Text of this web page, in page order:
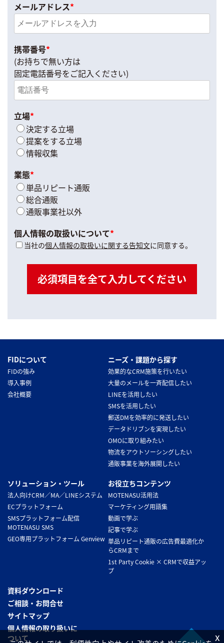
メールアドレス*
携帯番号*
(お持ちで無い方は
固定電話番号をご記入ください)
立場*
決定する立場
提案をする立場
情報収集
業態*
単品リピート通販
総合通販
通販事業社以外
個人情報の取扱いについて*
当社の個人情報の取扱いに関する告知文に同意する。
必須項目を全て入力してください
FIDについて
FIDの強み
導入事例
会社概要
ニーズ・課題から探す
効果的なCRM施策を行いたい
大量のメールを一斉配信したい
LINEを活用したい
SMSを活用したい
郵送DMを効率的に発送したい
データドリブンを実現したい
OMOに取り組みたい
物流をアウトソーシングしたい
通販事業を海外展開したい
ソリューション・ツール
法人向けCRM／MA／LINEシステム
ECプラットフォーム
SMSプラットフォーム配信
MOTENASU SMS
GEO専用プラットフォーム Genview
お役立ちコンテンツ
MOTENASU活用法
マーケティング用語集
動画で学ぶ
記事で学ぶ
単品リピート通販の広告費最適化か
らCRMまで
1st Party Cookie × CRMで収益アッ
プ
資料ダウンロード
ご相談・お問合せ
サイトマップ
個人情報の取り扱いに
ついて
x